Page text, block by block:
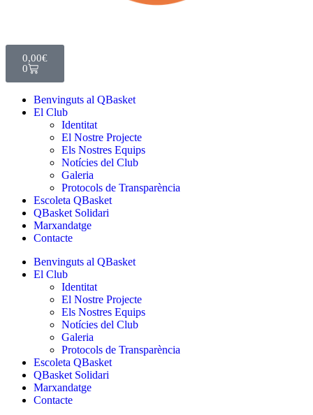
0,00€
0
Benvinguts al QBasket
El Club
Identitat
El Nostre Projecte
Els Nostres Equips
Notícies del Club
Galeria
Protocols de Transparència
Escoleta QBasket
QBasket Solidari
Marxandatge
Contacte
Benvinguts al QBasket
El Club
Identitat
El Nostre Projecte
Els Nostres Equips
Notícies del Club
Galeria
Protocols de Transparència
Escoleta QBasket
QBasket Solidari
Marxandatge
Contacte